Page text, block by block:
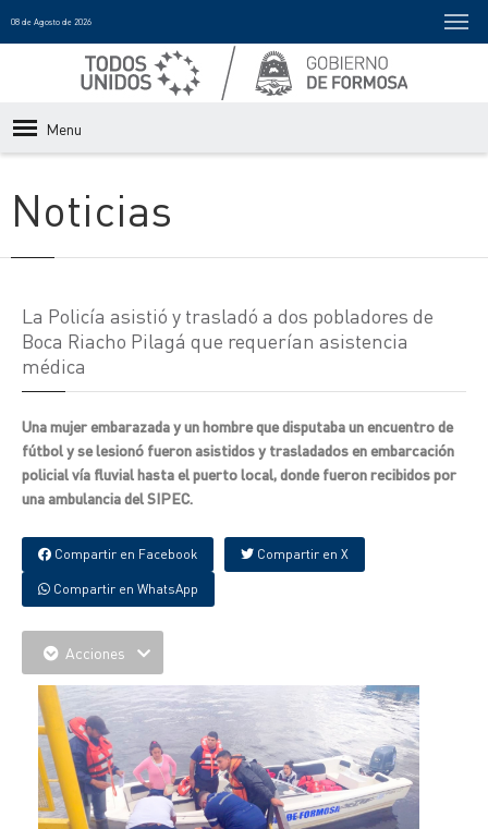
08 de Agosto de 2026
Menu
Noticias
La Policía asistió y trasladó a dos pobladores de
Boca Riacho Pilagá que requerían asistencia
médica
Una mujer embarazada y un hombre que disputaba un encuentro de
fútbol y se lesionó fueron asistidos y trasladados en embarcación
policial vía fluvial hasta el puerto local, donde fueron recibidos por
una ambulancia del SIPEC.
Compartir en Facebook Compartir en X
Compartir en WhatsApp
Acciones